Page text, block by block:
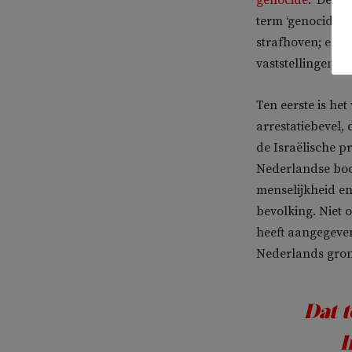
term
strafhoven;
vaststellingen
Ten eerste is
arrestatiebevel,
de Israëlische
Nederlandse
menselijkheid
bevolking. Niet
heeft
Nederlands
Dat